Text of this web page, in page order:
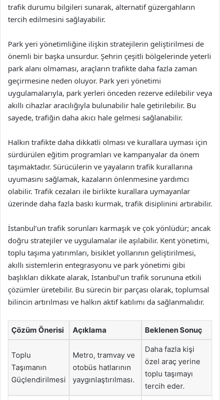
trafik durumu bilgileri sunarak, alternatif güzergahların
tercih edilmesini sağlayabilir.
Park yeri yönetimliğine ilişkin stratejilerin geliştirilmesi de
önemli bir başka unsurdur. Şehrin çeşitli bölgelerinde yeterli
park alanı olmaması, araçların trafikte daha fazla zaman
geçirmesine neden oluyor. Park yeri yönetimi
uygulamalarıyla, park yerleri önceden rezerve edilebilir veya
akıllı cihazlar aracılığıyla bulunabilir hale getirilebilir. Bu
sayede, trafiğin daha akıcı hale gelmesi sağlanabilir.
Halkın trafikte daha dikkatli olması ve kurallara uyması için
sürdürülen eğitim programları ve kampanyalar da önem
taşımaktadır. Sürücülerin ve yayaların trafik kurallarına
uyumasını sağlamak, kazaların önlenmesine yardımcı
olabilir. Trafik cezaları ile birlikte kurallara uymayanlar
üzerinde daha fazla baskı kurmak, trafik disiplinini artırabilir.
İstanbul’un trafik sorunları karmaşık ve çok yönlüdür; ancak
doğru stratejiler ve uygulamalar ile aşılabilir. Kent yönetimi,
toplu taşıma yatırımları, bisiklet yollarının geliştirilmesi,
akıllı sistemlerin entegrasyonu ve park yönetimi gibi
başlıkları dikkate alarak, İstanbul’un trafik sorununa etkili
çözümler üretebilir. Bu sürecin bir parçası olarak, toplumsal
bilincin artırılması ve halkın aktif katılımı da sağlanmalıdır.
Çözüm Önerisi Açıklama Beklenen Sonuç
Toplu
Taşımanın
Güçlendirilmesi
Metro, tramvay ve
otobüs hatlarının
yaygınlaştırılması.
Daha fazla kişi
özel araç yerine
toplu taşımayı
tercih eder.